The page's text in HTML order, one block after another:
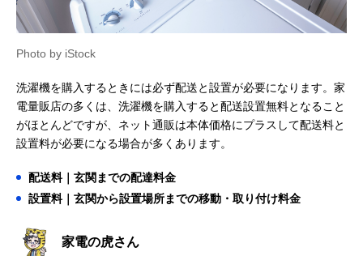
Photo by iStock
洗濯機を購入するときには必ず配送と設置が必要になります。家
電量販店の多くは、洗濯機を購入すると配送設置無料となること
がほとんどですが、ネット通販は本体価格にプラスして配送料と
設置料が必要になる場合が多くあります。
配送料｜玄関までの配達料金
設置料｜玄関から設置場所までの移動・取り付け料金
家電の虎さん